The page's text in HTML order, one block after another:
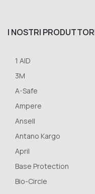
I NOSTRI
1 AID
3M
A-Safe
Ampere
Ansell
Antano Kargo
April
Base Protection
Bio-Circle